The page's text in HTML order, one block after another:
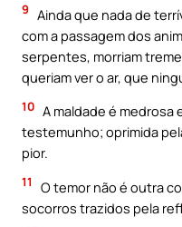
9 Ainda que nada de
com a passagem dos
serpentes, morriam
queriam ver o ar, que
10 A maldade é
testemunho; oprimida
pior.
11
O temor não é outra
socorros trazidos pela